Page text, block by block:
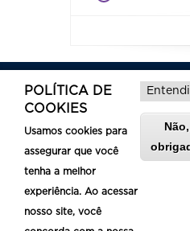
POLÍTICA DE
COOKIES
Usamos cookies para
assegurar que você
tenha a melhor
experiência. Ao acessar
nosso site, você
Não,